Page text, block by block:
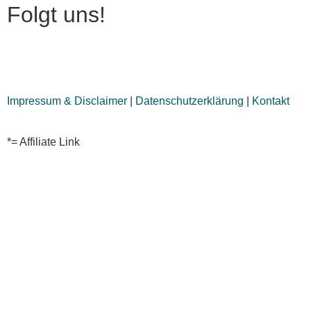
Folgt uns!
Impressum & Disclaimer Datenschutzerklärung Kontakt
*= Affiliate Link